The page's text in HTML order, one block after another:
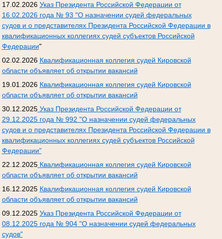
17.02.2026 Указ Президента Российской Федерации от
16.02.2026 года № 93 "О назначении судей федеральных
судов и о представителях Президента Российской Федерации в
квалификационных коллегиях судей субъектов Российской
Федерации"
02.02.2026 Квалификационная коллегия судей Кировской
области объявляет об открытии вакансий
19.01.2026 Квалификационная коллегия судей Кировской
области объявляет об открытии вакансий
30.12.2025Указ Президента Российской Федерации от
29.12.2025 года № 992 "О назначении судей федеральных
судов и о представителях Президента Российской Федерации в
квалификационных коллегиях судей субъектов Российской
Федерации"
22.12.2025Квалификационная коллегия судей Кировской
области объявляет об открытии вакансий
16.12.2025 Квалификационная коллегия судей Кировской
области объявляет об открытии вакансий
09.12.2025 Указ Президента Российской Федерации от
08.12.2025 года № 904 "О назначении судей федеральных
судов"